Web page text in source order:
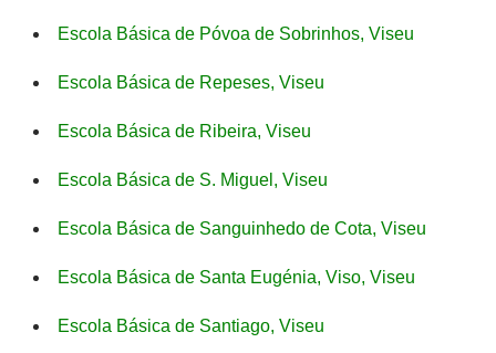
Escola Básica de Póvoa de Sobrinhos, Viseu
Escola Básica de Repeses, Viseu
Escola Básica de Ribeira, Viseu
Escola Básica de S. Miguel, Viseu
Escola Básica de Sanguinhedo de Cota, Viseu
Escola Básica de Santa Eugénia, Viso, Viseu
Escola Básica de Santiago, Viseu